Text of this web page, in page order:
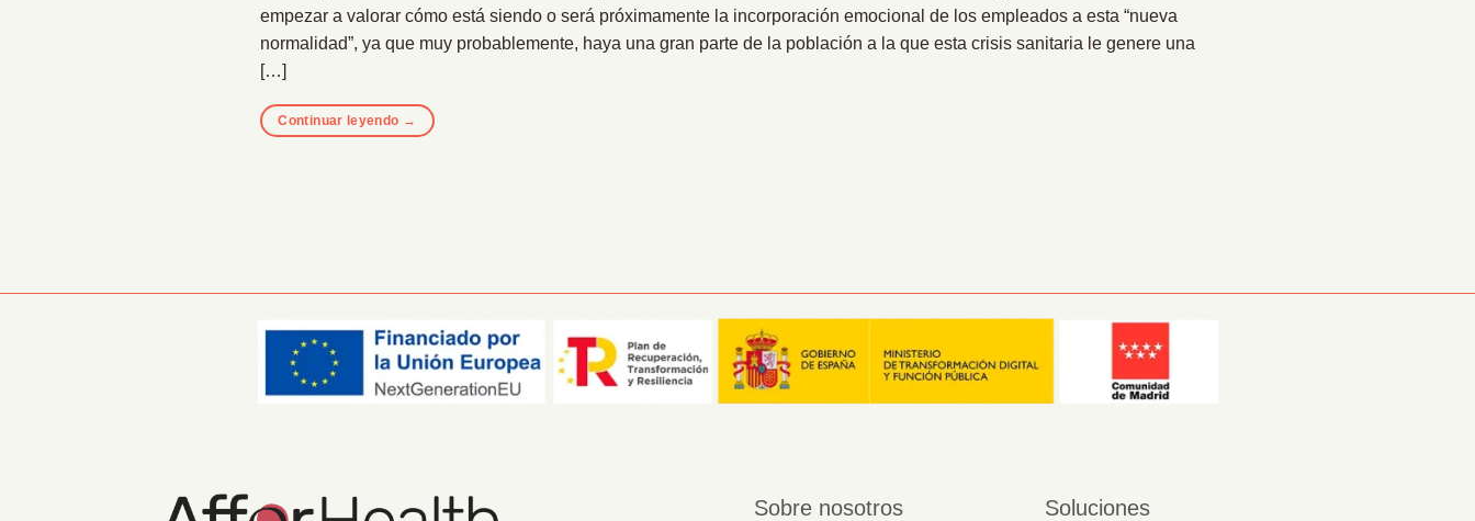
empezar a valorar cómo está siendo o será próximamente la incorporación emocional de los empleados a esta “nueva
normalidad”, ya que muy probablemente, haya una gran parte de la población a la que esta crisis sanitaria le genere una
[…]
Continuar leyendo →
Sobre nosotros Soluciones